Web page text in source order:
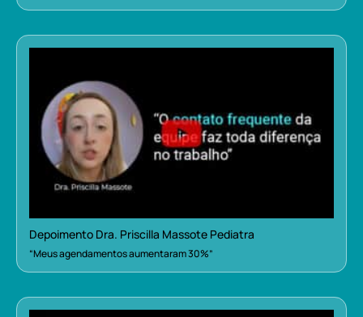
Depoimento Dra. Priscilla Massote Pediatra
“Meus agendamentos aumentaram 30%”